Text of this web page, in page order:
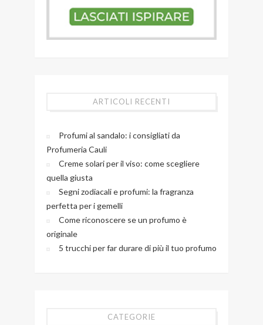
ARTICOLI RECENTI
Profumi al sandalo: i consigliati da
Profumeria Cauli
Creme solari per il viso: come scegliere
quella giusta
Segni zodiacali e profumi: la fragranza
perfetta per i gemelli
Come riconoscere se un profumo è
originale
5 trucchi per far durare di più il tuo profumo
CATEGORIE